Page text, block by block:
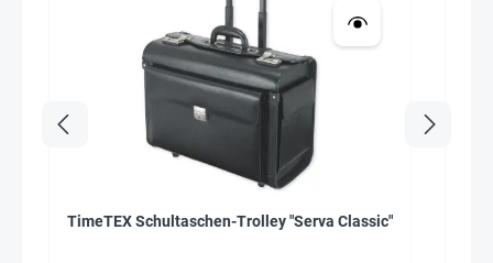
TimeTEX Schultaschen-Trolley "Serva Classic"